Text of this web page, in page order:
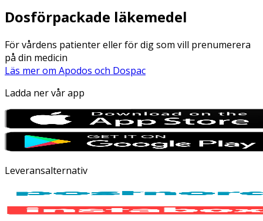
Dosförpackade läkemedel
För vårdens patienter eller för dig som vill prenumerera
på din medicin
Läs mer om Apodos och Dospac
Ladda ner vår app
Leveransalternativ